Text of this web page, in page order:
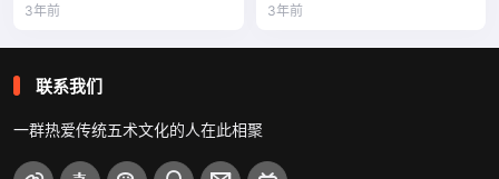
3年前 3年前
联系我们
一群热爱传统五术文化的人在此相聚